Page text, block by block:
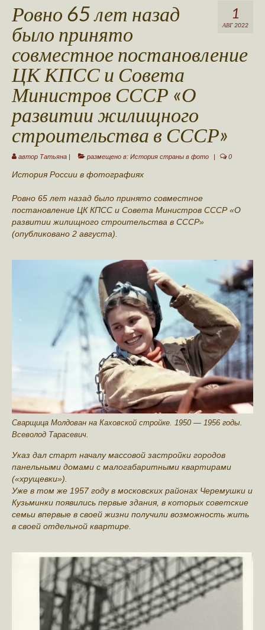
1
АВГ 2022
Ровно 65 лет назад
было принято
совместное постановление
ЦК КПСС и Совета
Министров СССР «О
развитии жилищного
строительства в СССР»
автор Татьяна | размещено в: История страны в фото | 0
История России в фотографиях
Ровно 65 лет назад было принято совместное
постановление ЦК КПСС и Совета Министров СССР «О
развитии жилищного строительства в СССР»
(опубликовано 2 августа).
Сварщица Молдован на Каховской стройке. 1950 — 1956 годы.
Всеволод Тарасевич.
Указ дал старт началу массовой застройки городов
панельными домами с малогабаритными квартирами
(«хрущевки»).
Уже в том же 1957 году в московских районах Черемушки и
Кузьминки появились первые здания, в которых советские
семьи впервые в своей жизни получили возможность жить
в своей отдельной квартире.